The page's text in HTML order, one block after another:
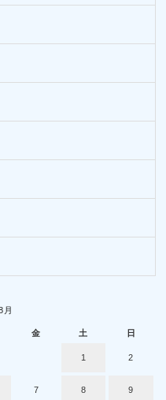
月
金 土 日
1 2
7 8 9